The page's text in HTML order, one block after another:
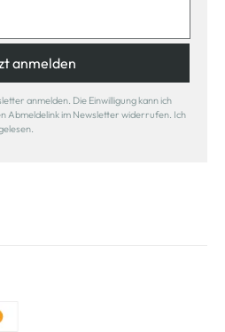
anmelden
anmelden. Die Einwilligung kann ich
Abmeldelink im Newsletter widerrufen. Ich